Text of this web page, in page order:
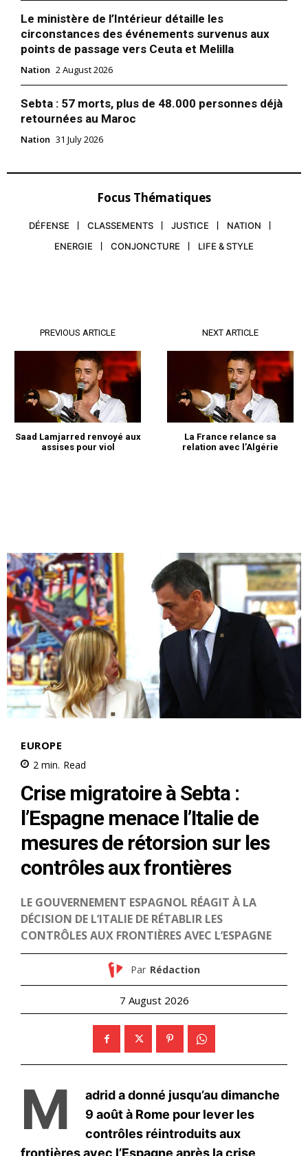
le1.ma
l'intelligence de
l'information
S'ABONNER MAINTENANT
Insight Publications
À propos
Nous contacter
Le ministère de l’Intérieur détaille les
circonstances des événements survenus aux
points de passage vers Ceuta et Melilla
Nation 2 August 2026
Sebta : 57 morts, plus de 48.000 personnes déjà
retournées au Maroc
Nation 31 July 2026
Focus Thématiques
DÉFENSE CLASSEMENTS JUSTICE
NATION
ENERGIE
CONJONCTURE LIFE & STYLE
PREVIOUS ARTICLE
Saad Lamjarred renvoyé aux
assises pour viol
NEXT ARTICLE
La France relance sa
relation avec l’Algérie